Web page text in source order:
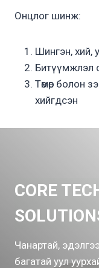
Онцлог шинж:
Шингэн, хий,
Битүүмжлэл
Төмөр болон
хийгдсэн
CORE
Чанартай,
багатай уул